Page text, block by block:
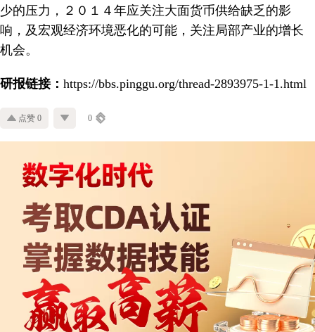
少的压力，２０１４年应关注大面货币供给缺乏的影
响，及宏观经济环境恶化的可能，关注局部产业的增长
机会。
研报链接： https://bbs.pinggu.org/thread-2893975-1-1.html
点赞 0 0